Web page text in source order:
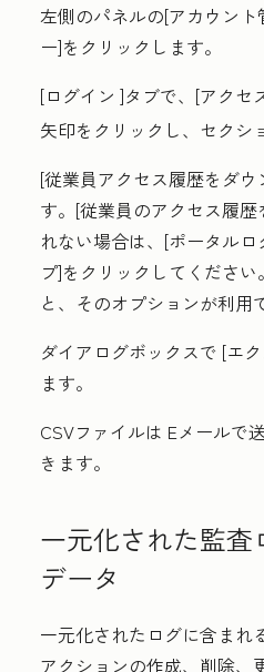
左側のパネルの[アカウント
ー]をクリックします。
[ログイン ]タブで、[アクセ
矢印をクリックし、セクシ
[従業員アクセス履歴をダウ
す。 [従業員のアクセス履
れない場合は、[ポータルロ
プ]をクリックしてください。
と、そのオプションが利用
ダイアログボックスで [エ
ます。
CSVファイルは Eメールで
きます。
一元化された監査
データ
一元化されたログに含まれ
アクションの作成、削除、